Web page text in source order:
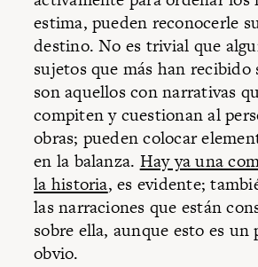
estima, pueden reconocerle
destino. No es trivial que
sujetos que más han recibido
son aquellos con narrativas
compiten y cuestionan al
obras; pueden colocar
en la balanza. Hay ya una
la historia, es evidente;
las narraciones que están
sobre ella, aunque esto es un
obvio.